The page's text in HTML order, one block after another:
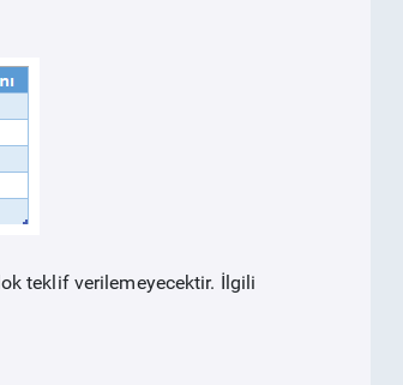
teklif verilemeyecektir. İlgili